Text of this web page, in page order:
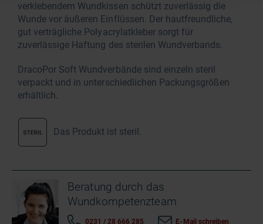
verklebendem Wundkissen schützt zuverlässig die
Wunde vor äußeren Einflüssen. Der hautfreundliche,
gut verträgliche Polyacrylatkleber sorgt für
zuverlässige Haftung des sterilen Wundverbands.
DracoPor Soft Wundverbände sind einzeln steril
verpackt und in unterschiedlichen Packungsgrößen
erhältlich.
Das Produkt ist steril.
Beratung durch das
Wundkompetenzteam
0231 / 28 666 285 E-Mail schreiben